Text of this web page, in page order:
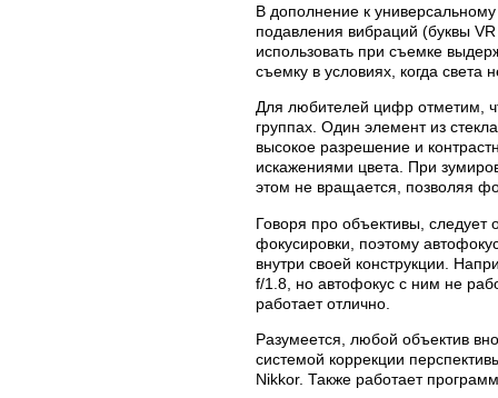
В дополнение к
подавления вибраций (буквы
использовать при съемке
съемку в условиях, когда света
Для любителей цифр отметим,
группах. Один элемент из
высокое разрешение и
искажениями цвета. При
этом не вращается, позволяя
Говоря про объективы,
фокусировки, поэтому
внутри своей конструкции.
f/1.8, но автофокус с ним не
работает отлично.
Разумеется, любой объектив
системой коррекции
Nikkor. Также работает